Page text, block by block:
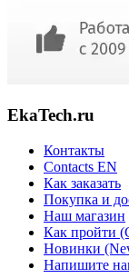
EkaTech.ru
Контакты
Contacts EN
Как заказать
Покупка и
Наш магазин
Как пройти
Новинки
Напишите